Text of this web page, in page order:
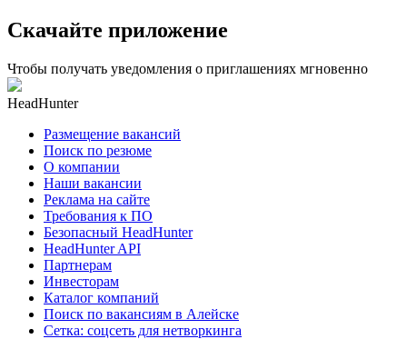
Скачайте приложение
Чтобы получать уведомления о приглашениях мгновенно
HeadHunter
Размещение вакансий
Поиск по резюме
О компании
Наши вакансии
Реклама на сайте
Требования к ПО
Безопасный HeadHunter
HeadHunter API
Партнерам
Инвесторам
Каталог компаний
Поиск по вакансиям в Алейске
Сетка: соцсеть для нетворкинга